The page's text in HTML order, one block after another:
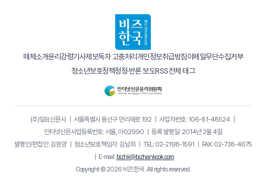
매체소개윤리강령기사제보독자 고충처리개인정보취급방침이메일무단수집거부
청소년보호정책정정·반론 보도RSS전체 태그
(주)일요신문사｜ 서울특별시 용산구 만리재로 192｜ 사업자번호: 106-81-48524｜
인터넷신문사업등록번호: 서울, 아02990
등록·발행일: 2014년 2월 4일
발행인/편집인: 김원양｜ 청소년보호책임자: 김남희 TEL: 02-2198-1591
FAX: 02-738-4675
E-mail: bizhk@bizhankook.com
Copyright © 2026 비즈한국. All rights reserved.